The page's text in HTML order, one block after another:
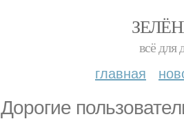
всё для
главная
Дорогие